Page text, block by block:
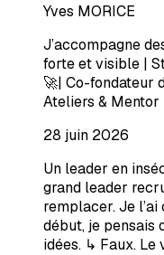
Yves MORICE
J’accompagne
forte et visible |
🚀| Co-fondateur
Ateliers & Mentor
28 juin 2026
Un leader en
grand leader
remplacer. Je
début, je pensais
idées. ↳ Faux. Le